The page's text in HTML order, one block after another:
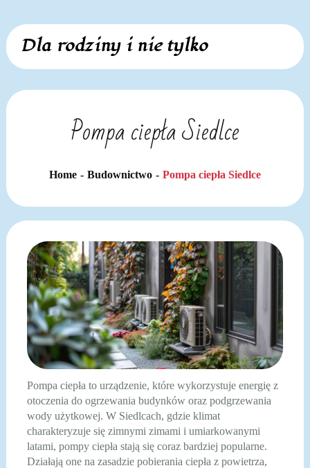
Skip
content
Dla rodziny i nie tylko
Pompa ciepła Siedlce
Home Budownictwo Pompa ciepła Siedlce
Pompa ciepła to urządzenie, które wykorzystuje energię z
otoczenia do ogrzewania budynków oraz podgrzewania
wody użytkowej. W Siedlcach, gdzie klimat
charakteryzuje się zimnymi zimami i umiarkowanymi
latami, pompy ciepła stają się coraz bardziej popularne.
Działają one na zasadzie pobierania ciepła z powietrza,